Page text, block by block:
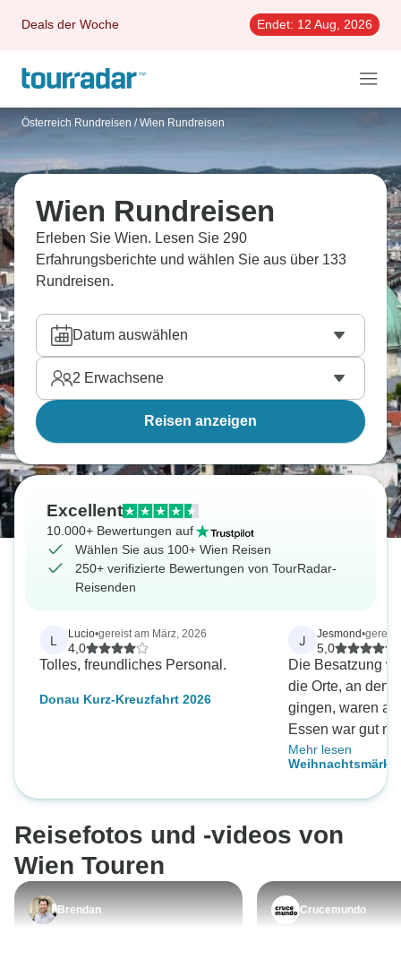
Deals der Woche Endet: 12 Aug, 2026
Österreich Rundreisen / Wien Rundreisen
Wien Rundreisen
Erleben Sie Wien. Lesen Sie 290
Erfahrungsberichte und wählen Sie aus über 133
Rundreisen.
Datum auswählen
2 Erwachsene
Reisen anzeigen
Excellent
10.000+ Bewertungen auf
Wählen Sie aus 100+ Wien Reisen
250+ verifizierte Bewertungen von TourRadar-
Reisenden
L Lucio•gereist am März, 2026
4,0
Tolles, freundliches Personal.
Donau Kurz-Kreuzfahrt 2026
J Jesmond•gereist
5,0
Die Besatzung
die Orte, an
gingen, waren alle
Essen war gut
Service, die
Tour war sehr gut.
Zimmerservice
war dies für uns
Mehr lesen
Arena Wien - Wien
Reisefotos und -videos von
Wien Touren
Brendan Crucemundo